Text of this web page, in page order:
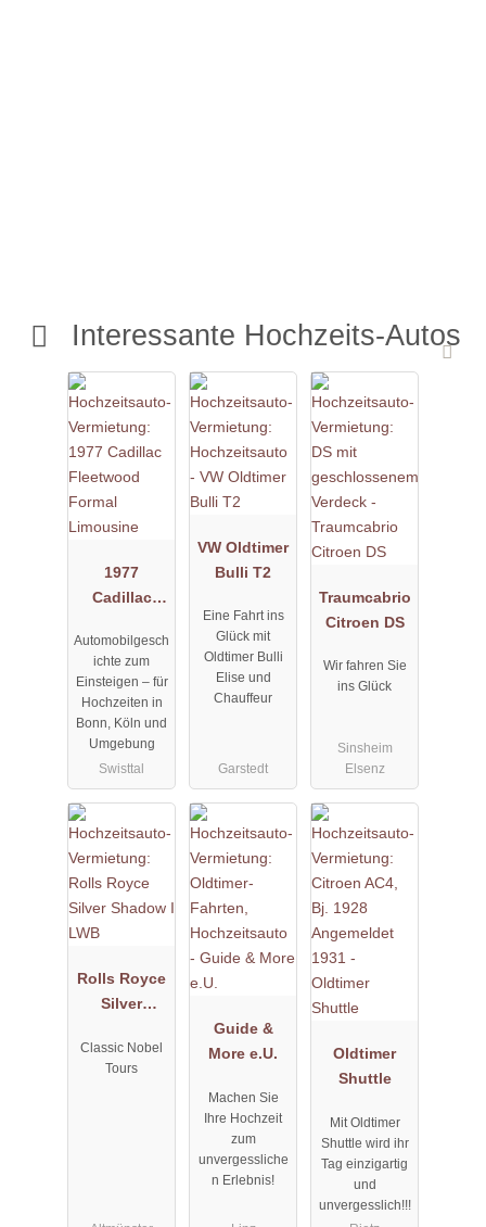
Interessante Hochzeits-Autos
1977
Cadillac
Formal
Automobilgesch
ichte zum
Einsteigen – für
Hochzeiten in
Bonn, Köln und
Umgebung
Swisttal
VW Oldtimer
Bulli T2
Eine Fahrt ins
Glück mit
Oldtimer Bulli
Elise und
Chauffeur
Garstedt
Traumcabrio
Citroen DS
Wir fahren Sie
ins Glück
Sinsheim
Elsenz
Rolls Royce
Silver
LWB
Classic Nobel
Tours
Guide &
More e.U.
Machen Sie
Ihre Hochzeit
zum
unvergessliche
n Erlebnis!
Oldtimer
Shuttle
Mit Oldtimer
Shuttle wird ihr
Tag einzigartig
und
unvergesslich!!!